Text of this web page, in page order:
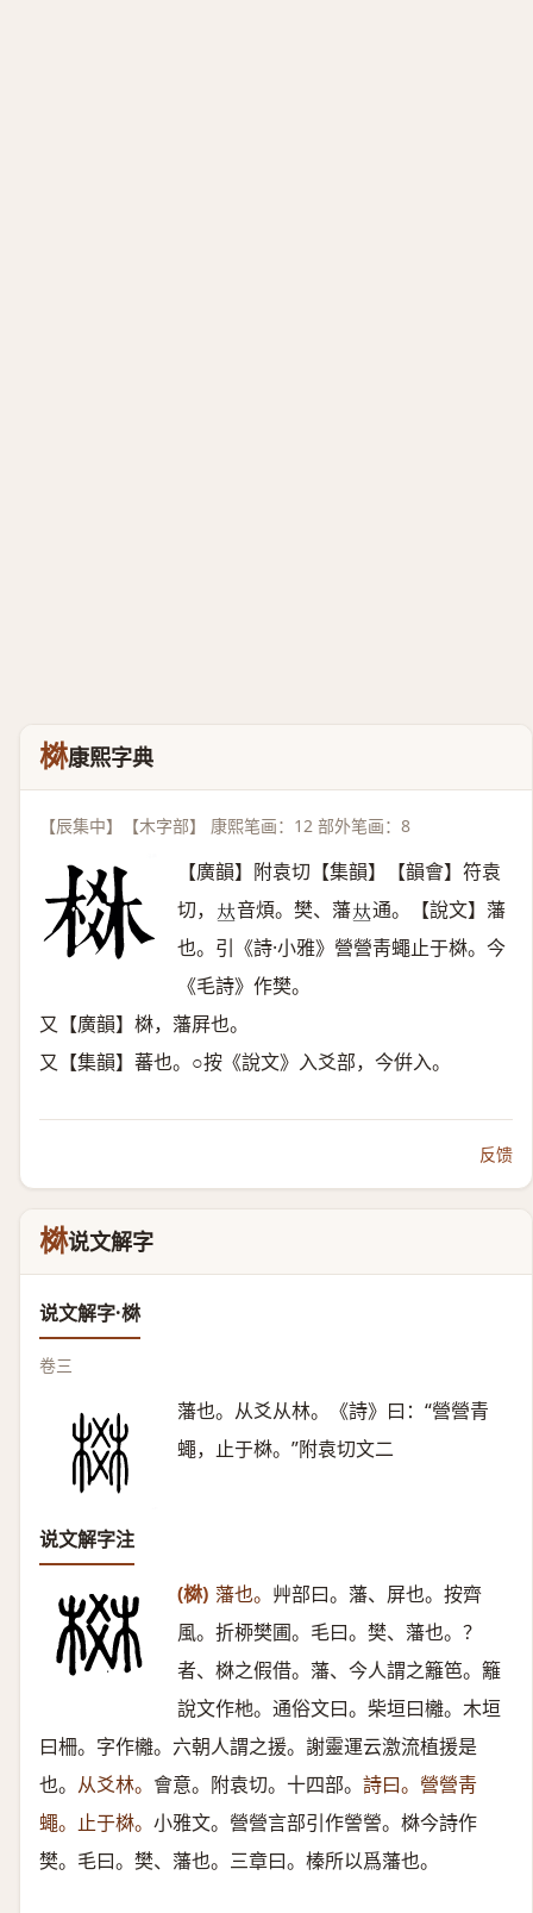
棥康熙字典
【辰集中】【木字部】 康熙笔画：12 部外笔画：8
【廣韻】附袁切【集韻】【韻會】符袁
切， 𠀤音煩。樊、藩𠀤通。【說文】藩
也。引《詩·小雅》營營靑蠅止于棥。今
《毛詩》作樊。
又【廣韻】棥，藩屛也。
又【集韻】蕃也。○按《說文》入爻部，今倂入。
反馈
棥说文解字
说文解字·棥
卷三
藩也。从爻从林。《詩》曰：“營營青
蠅，止于棥。”附袁切文二
说文解字注
(棥) 藩也。 艸部曰。藩、屏也。按齊
風。折桺樊圃。毛曰。樊、藩也。？
者、棥之假借。藩、今人謂之籬笆。籬
說文作杝。通俗文曰。柴垣曰㰚。木垣
曰柵。字作㰚。六朝人謂之援。謝靈運云激流植援是
也。 从爻林。 會意。附袁切。十四部。 詩曰。營營靑
蠅。止于棥。 小雅文。營營言部引作謍謍。棥今詩作
樊。毛曰。樊、藩也。三章曰。榛所以爲藩也。